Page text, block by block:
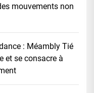
mouvements non
: Méambly Tié
et se consacre à